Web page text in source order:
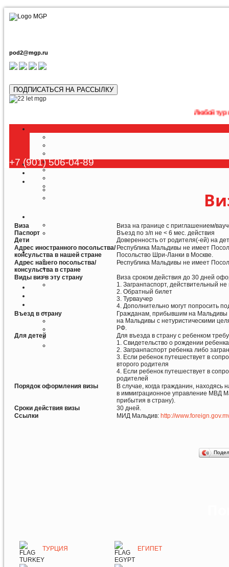
pod2@mgp.ru
ПОДПИСАТЬСЯ НА РАССЫЛКУ
Любой тур возможно
+7 (901) 506-04-89
Виза
Виза на границе с приглашением/
Паспорт
Въезд по з/п не < 6 мес. действия
Дети
Доверенность от родителя(-ей) на
Адрес иностранного посольства/
консульства в нашей стране
Республика Мальдивы не имеет
Посольство Шри-Ланки в Москве.
Адрес нашего посольства/
консульства в стране
Республика Мальдивы не имеет
Виды виз в эту страну
Виза сроком действия до 30 дней
1. Загранпаспорт, действительный
2. Обратный билет
3. Турваучер
4. Дополнительно могут попросить
Въезд в страну
Гражданам, прибывшим на Мальдивы
на Мальдивы с нетуристическими
РФ.
Для детей
Для въезда в страну с ребенком
1. Свидетельство о рождении
2. Загранпаспорт ребенка либо
3. Если ребенок путешествует в
второго родителя
4. Если ребенок путешествует в
родителей
Порядок оформления визы
В случае, когда гражданин,
в иммиграционное управление МВД
прибытия в страну).
Сроки действия визы
30 дней.
Ссылки
МИД Мальдив: http://
ТУРЦИЯ ЕГИПЕТ